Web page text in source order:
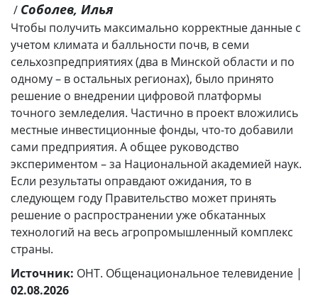
/ Соболев, Илья
Чтобы получить максимально корректные данные с
учетом климата и балльности почв, в семи
сельхозпредприятиях (два в Минской области и по
одному – в остальных регионах), было принято
решение о внедрении цифровой платформы
точного земледелия. Частично в проект вложились
местные инвестиционные фонды, что-то добавили
сами предприятия. А общее руководство
экспериментом – за Национальной академией наук.
Если результаты оправдают ожидания, то в
следующем году Правительство может принять
решение о распространении уже обкатанных
технологий на весь агропромышленный комплекс
страны.
Источник: ОНТ. Общенациональное телевидение |
02.08.2026